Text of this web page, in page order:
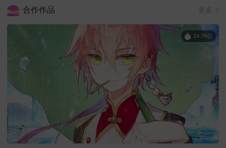
合作作品
24.78亿